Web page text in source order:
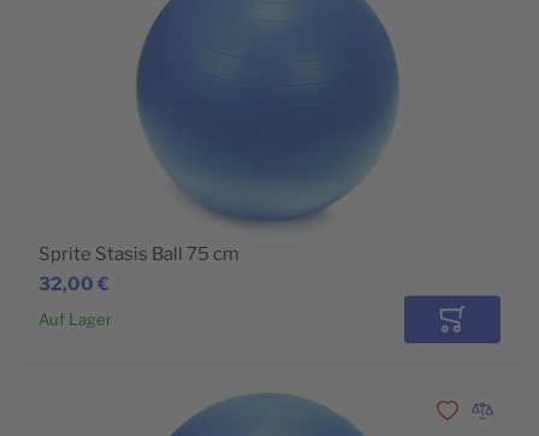
32,00 €
Sprite Stasis Ball 75 cm
Auf Lager In den
Zur Zur